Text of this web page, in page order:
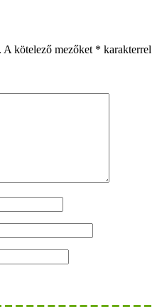
A kötelező mezőket * karakterrel